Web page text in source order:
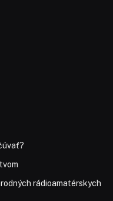
rádioamatérskych